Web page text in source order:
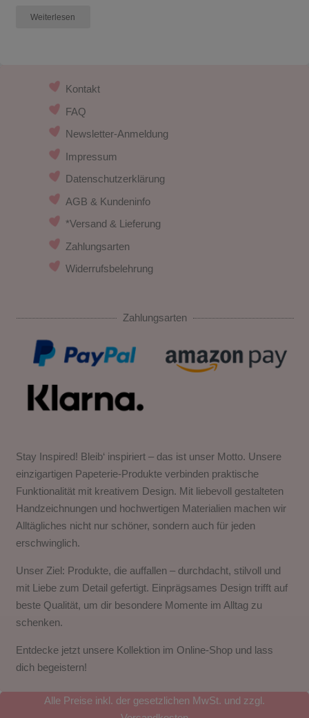
Weiterlesen
Kontakt
FAQ
Newsletter-Anmeldung
Impressum
Datenschutzerklärung
AGB & Kundeninfo
*Versand & Lieferung
Zahlungsarten
Widerrufsbelehrung
Zahlungsarten
Stay Inspired! Bleib‘ inspiriert – das ist unser Motto. Unsere
einzigartigen Papeterie-Produkte verbinden praktische
Funktionalität mit kreativem Design. Mit liebevoll gestalteten
Handzeichnungen und hochwertigen Materialien machen wir
Alltägliches nicht nur schöner, sondern auch für jeden
erschwinglich.
Unser Ziel: Produkte, die auffallen – durchdacht, stilvoll und
mit Liebe zum Detail gefertigt. Einprägsames Design trifft auf
beste Qualität, um dir besondere Momente im Alltag zu
schenken.
Entdecke jetzt unsere Kollektion im Online-Shop und lass
dich begeistern!
Alle Preise inkl. der gesetzlichen MwSt. und zzgl.